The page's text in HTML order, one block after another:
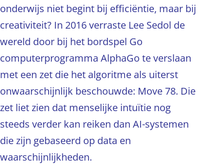
onderwijs niet begint bij efficiëntie, maar bij
creativiteit? In 2016 verraste Lee Sedol de
wereld door bij het bordspel Go
computerprogramma AlphaGo te verslaan
met een zet die het algoritme als uiterst
onwaarschijnlijk beschouwde: Move 78. Die
zet liet zien dat menselijke intuïtie nog
steeds verder kan reiken dan AI-systemen
die zijn gebaseerd op data en
waarschijnlijkheden.